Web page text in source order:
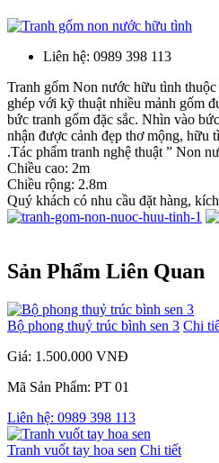
Liên hệ: 0989 398 113
Tranh gốm Non nước hữu tình
ghép với kỹ thuật nhiều mảnh gốm
bức tranh gốm đặc sắc. Nhìn vào
nhận được cảnh đẹp thơ mộng, hữu
.Tác phẩm tranh nghệ thuật ” Non
Chiều cao: 2m
Chiều rộng: 2.8m
Quý khách có nhu cầu đặt hàng,
Sản Phẩm Liên Quan
Bộ phong thuỷ trúc bình sen 3 Chi
Giá: 1.500.000 VNĐ
Mã Sản Phẩm: PT 01
Liên hệ: 0989 398 113
Tranh vuốt tay hoa sen Chi tiết